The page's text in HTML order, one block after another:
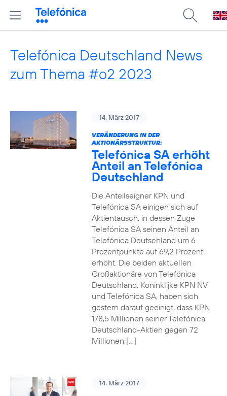
Telefónica Deutschland News
zum Thema #o2 2023
14. März 2017
VERÄNDERUNG IN DER
AKTIONÄRSSTRUKTUR:
Telefónica SA erhöht
Anteil an Telefónica
Deutschland
Die Anteilseigner KPN und
Telefónica SA einigen sich auf
Aktientausch, in dessen Zuge
Telefónica SA seinen Anteil an
Telefónica Deutschland um 6
Prozentpunkte auf 69,2 Prozent
erhöht. Die beiden aktuellen
Großaktionäre von Telefónica
Deutschland, Koninklijke KPN NV
und Telefónica SA, haben sich
gestern darauf geeinigt, dass KPN
178,5 Millionen seiner Telefónica
Deutschland-Aktien gegen 72
Millionen […]
14. März 2017